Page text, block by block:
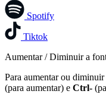
Spotify
Tiktok
Aumentar / Diminuir a
Para aumentar ou
(para aumentar) e Ctrl-